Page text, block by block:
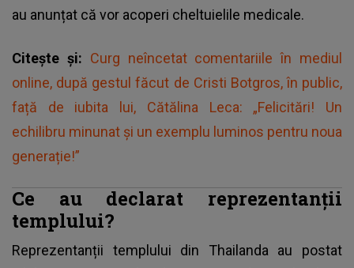
au anunțat că vor acoperi cheltuielile medicale.
Citește și: Curg neîncetat comentariile în mediul
online, după gestul făcut de Cristi Botgros, în public,
față de iubita lui, Cătălina Leca: „Felicitări! Un
echilibru minunat și un exemplu luminos pentru noua
generație!”
Ce au declarat reprezentanții
templului?
Reprezentanții templului din Thailanda au postat